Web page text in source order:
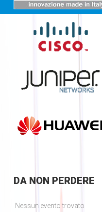
DANON PERDERE
Nessun evento trovato